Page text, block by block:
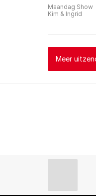
Maandag Show
Kim & Ingrid
Meer